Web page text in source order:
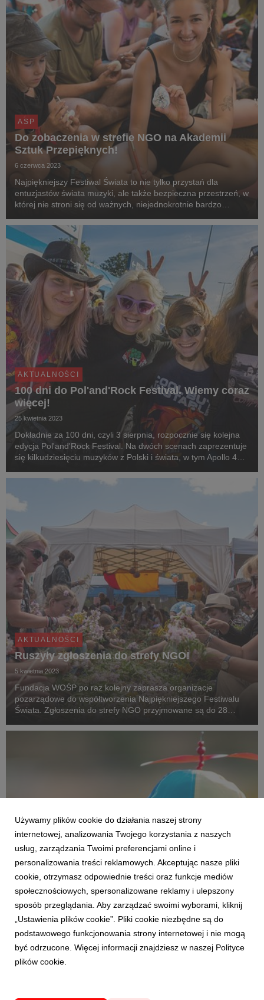
ASP
Do zobaczenia w strefie NGO na Akademii
Sztuk Przepięknych!
6 czerwca 2023
Najpiękniejszy Festiwal Świata to nie tylko przystań dla
entuzjastów świata muzyki, ale także bezpieczna przestrzeń, w
której nie stroni się od ważnych, niejednokrotnie bardzo
Pol’and’Rock co roku przyciąga tysi...
AKTUALNOŚCI
100 dni do Pol'and'Rock Festival. Wiemy coraz
więcej!
25 kwietnia 2023
Dokładnie za 100 dni, czyli 3 sierpnia, rozpocznie się kolejna
edycja Pol'and'Rock Festival. Na dwóch scenach zaprezentuje
się kilkudziesięciu muzyków z Polski i świata, w tym Apollo 440,
Akademii Sztuk Przep...
AKTUALNOŚCI
Ruszyły zgłoszenia do strefy NGO!
5 kwietnia 2023
Fundacja WOŚP po raz kolejny zaprasza organizacje
pozarządowe do współtworzenia Najpiękniejszego Festiwalu
Świata. Zgłoszenia do strefy NGO przyjmowane są do 28
organizacji pozarządowych, które dla uczestników wydar...
AKTUALNOŚCI
150 dni do Pol'and'Rock Festival - co już
wiemy?
6 marca 2023
Początek sierpnia to 29. edycja Najpiękniejszego Festiwalu
Świata. Od symbolicznego gwizdka Romana Polańskiego -
ostatniego zawiadowcy stacji Żary - a tym samym pierwszych
Używamy plików cookie do działania naszej strony
internetowej, analizowania Twojego korzystania z naszych
usług, zarządzania Twoimi preferencjami online i
personalizowania treści reklamowych. Akceptując nasze pliki
cookie, otrzymasz odpowiednie treści oraz funkcje mediów
społecznościowych, spersonalizowane reklamy i ulepszony
sposób przeglądania. Aby zarządzać swoimi wyborami, kliknij
„Ustawienia plików cookie”. Pliki cookie niezbędne są do
podstawowego funkcjonowania strony internetowej i nie mogą
być odrzucone. Więcej informacji znajdziesz w naszej Polityce
plików cookie.